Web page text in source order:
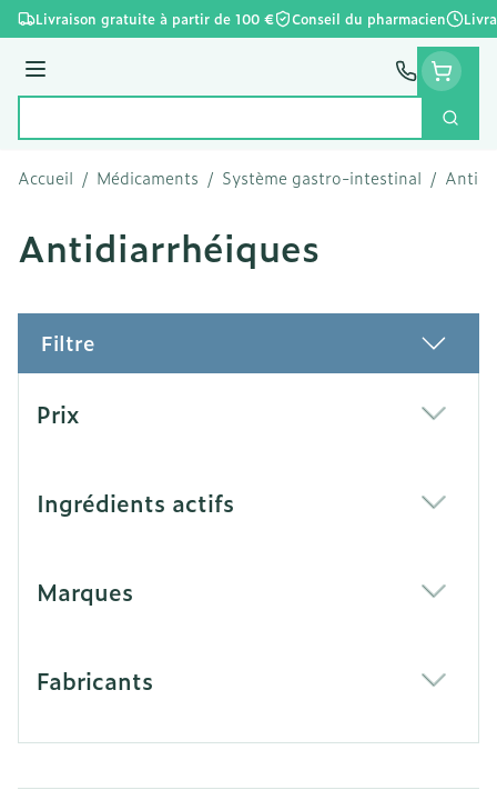
Aller au contenu
Livraison gratuite à partir de 100 € Conseil du pharmacien
Menu
Accueil / Médicaments / Système gastro-intestinal /
Antidiarrhéiques
Filtre
Prix
Ingrédients actifs
Marques
Fabricants